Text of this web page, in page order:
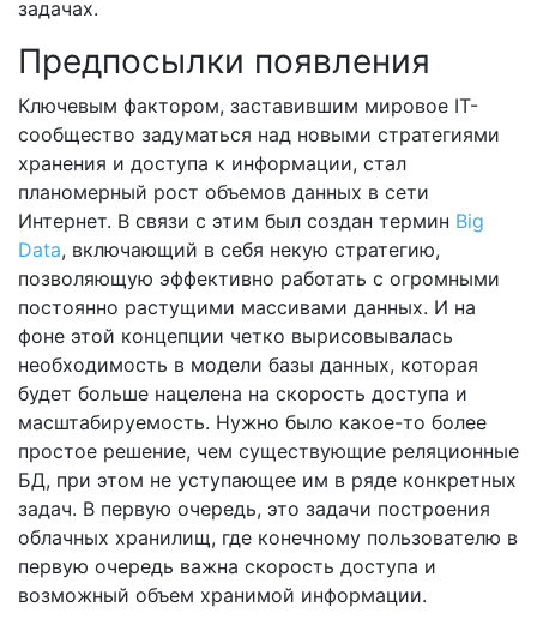
задачах.
Предпосылки появления
Ключевым фактором, заставившим мировое IT-
сообщество задуматься над новыми стратегиями
хранения и доступа к информации, стал
планомерный рост объемов данных в сети
Интернет. В связи с этим был создан термин Big
Data, включающий в себя некую стратегию,
позволяющую эффективно работать с огромными
постоянно растущими массивами данных. И на
фоне этой концепции четко вырисовывалась
необходимость в модели базы данных, которая
будет больше нацелена на скорость доступа и
масштабируемость. Нужно было какое-то более
простое решение, чем существующие реляционные
БД, при этом не уступающее им в ряде конкретных
задач. В первую очередь, это задачи построения
облачных хранилищ, где конечному пользователю в
первую очередь важна скорость доступа и
возможный объем хранимой информации.